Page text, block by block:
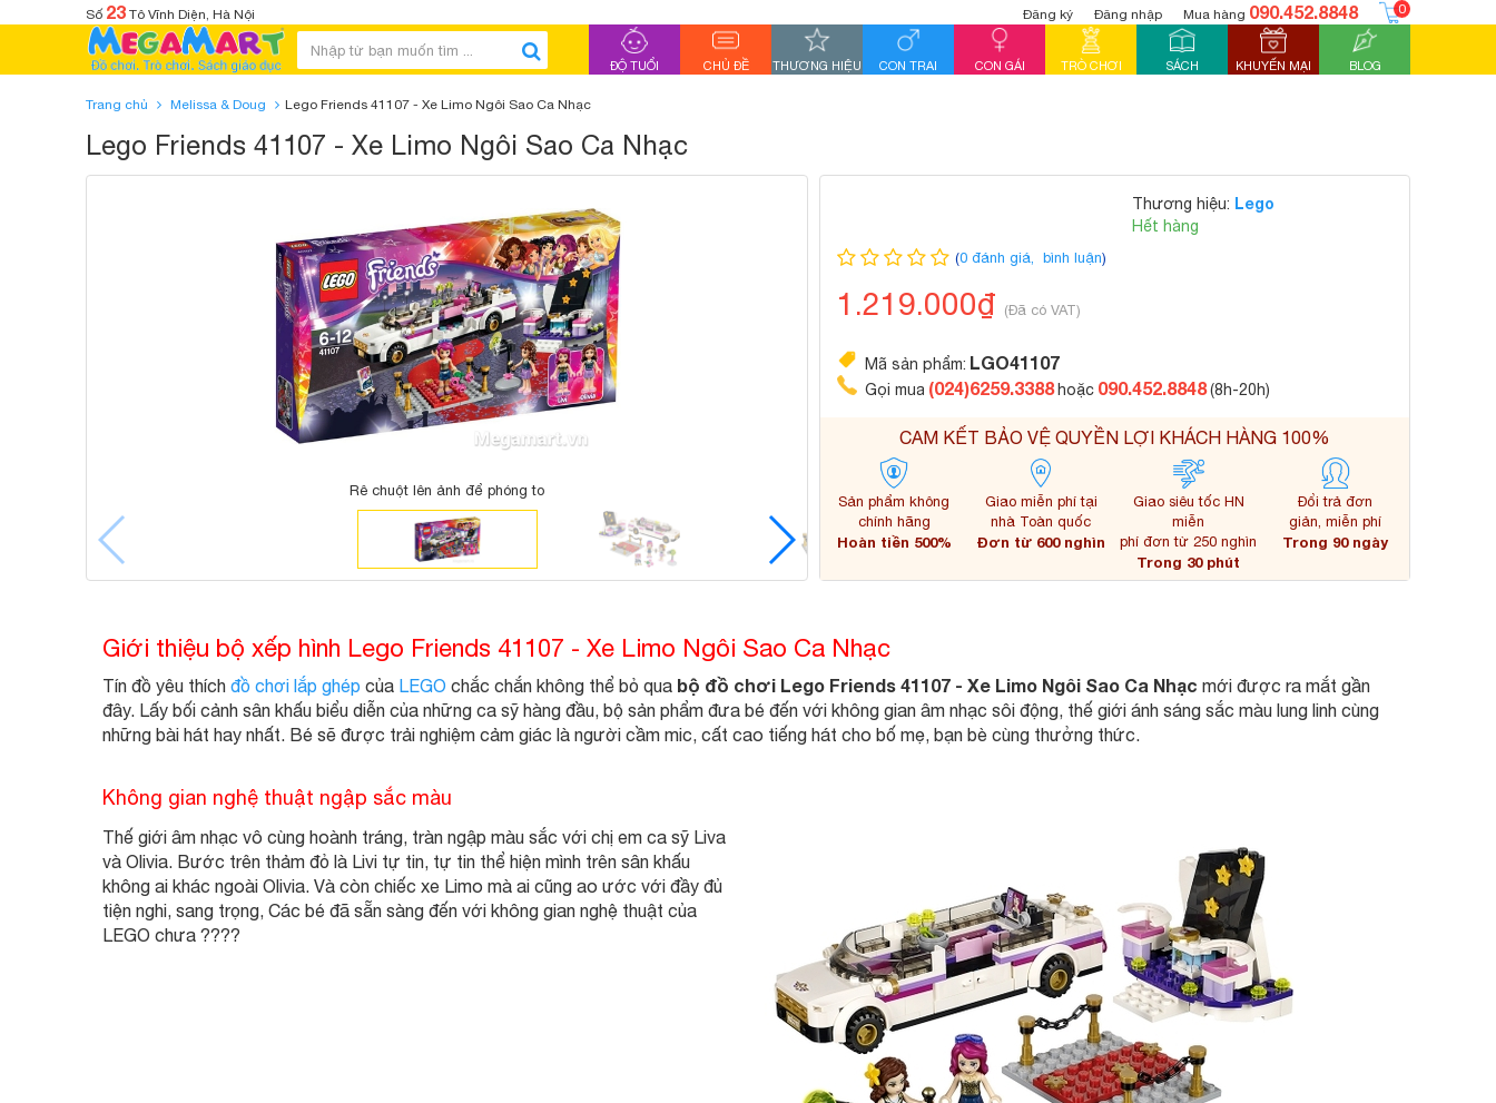
Số 23 Tô Vĩnh Diện, Hà Nội Đăng ký Đăng nhập Mua hàng 090.452.8848 0
ĐỘ TUỔI CHỦ ĐỀ THƯƠNG HIỆU CON TRAI CON GÁI TRÒ CHƠI SÁCH KHUYẾN MẠI BLOG
Trang chủ Melissa & Doug Lego Friends 41107 - Xe Limo Ngôi Sao Ca Nhạc
Lego Friends 41107 - Xe Limo Ngôi Sao Ca Nhạc
Rê chuột lên ảnh để phóng to
Thương hiệu: Lego
Hết hàng
(0 đánh giá, bình luận)
1.219.000₫ (Đã có VAT)
CAM KẾT BẢO VỆ QUYỀN LỢI KHÁCH HÀNG 100%
Sản phẩm không
chính hãng
Hoàn tiền 500%
Giao miễn phí tại
nhà Toàn quốc
Đơn từ 600 nghìn
Giao siêu tốc HN
miễn
phí đơn từ 250 nghìn
Trong 30 phút
Đổi trả đơn
giản, miễn phí
Trong 90 ngày
Mã sản phẩm: LGO41107
Gọi mua (024)6259.3388 hoặc 090.452.8848(8h-20h)
Giới thiệu bộ xếp hình Lego Friends 41107 - Xe Limo Ngôi Sao Ca Nhạc
Tín đồ yêu thích đồ chơi lắp ghép của LEGO chắc chắn không thể bỏ qua bộ đồ chơi Lego Friends 41107 - Xe Limo Ngôi Sao Ca Nhạc mới được ra mắt gần
đây. Lấy bối cảnh sân khấu biểu diễn của những ca sỹ hàng đầu, bộ sản phẩm đưa bé đến với không gian âm nhạc sôi động, thế giới ánh sáng sắc màu lung linh cùng
những bài hát hay nhất. Bé sẽ được trải nghiệm cảm giác là người cầm mic, cất cao tiếng hát cho bố mẹ, bạn bè cùng thưởng thức.
Không gian nghệ thuật ngập sắc màu
Thế giới âm nhạc vô cùng hoành tráng, tràn ngập màu sắc với chị em ca sỹ Liva
và Olivia. Bước trên thảm đỏ là Livi tự tin, tự tin thể hiện mình trên sân khấu
không ai khác ngoài Olivia. Và còn chiếc xe Limo mà ai cũng ao ước với đầy đủ
tiện nghi, sang trọng, Các bé đã sẵn sàng đến với không gian nghệ thuật của
LEGO chưa ????